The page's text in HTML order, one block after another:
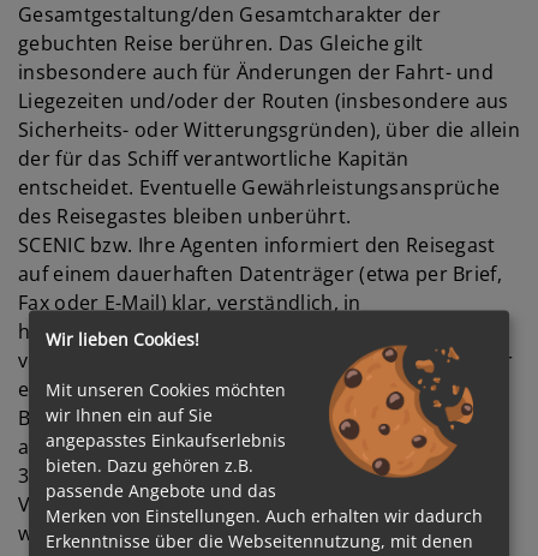
Gesamtgestaltung/den Gesamtcharakter der
gebuchten Reise berühren. Das Gleiche gilt
insbesondere auch für Änderungen der Fahrt- und
Liegezeiten und/oder der Routen (insbesondere aus
Sicherheits- oder Witterungsgründen), über die allein
der für das Schiff verantwortliche Kapitän
entscheidet. Eventuelle Gewährleistungsansprüche
des Reisegastes bleiben unberührt.
SCENIC bzw. Ihre Agenten informiert den Reisegast
auf einem dauerhaften Datenträger (etwa per Brief,
Fax oder E-Mail) klar, verständlich, in
hervorgehobener Weise unverzüglich nach Kenntnis
von dem Änderungsgrund und vor Reisebeginn über
eine solche Leistungsänderung gemäß § 651f Abs. 2
BGB. Bei Widersprüchen ist die Reisebestätigung
ausschlaggebend.
3) Kann SCENIC die Reise nach Abschluss des
Vertrages nur bei wesentlicher Änderung einer der
wesentlichen Eigenschaften von Reiseleistungen
Wir lieben Cookies!
Mit unseren Cookies möchten
wir Ihnen ein auf Sie
angepasstes Einkaufserlebnis
bieten. Dazu gehören z.B.
passende Angebote und das
Merken von Einstellungen. Auch erhalten wir dadurch
Erkenntnisse über die Webseitennutzung, mit denen